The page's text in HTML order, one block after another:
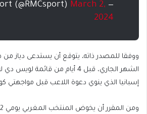
— RMC Sport (@RMCsport)
March 2,
2024
الشهر الجاري، قبل 4 أيام من
إسبانيا الذي ينوي دعوة اللاعب قبل مواجهتي